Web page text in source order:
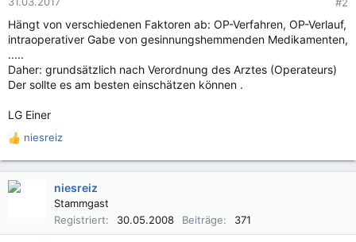
Hängt von verschiedenen Faktoren ab: OP-Verfahren, OP-Verlauf,
intraoperativer Gabe von gesinnungshemmenden Medikamenten,
.....
Daher: grundsätzlich nach Verordnung des Arztes (Operateurs)
Der sollte es am besten einschätzen können .
LG Einer
R
a
k
niesreiz
niesreiz
Stammgast
Registriert
30.05.2008 Beiträge 371